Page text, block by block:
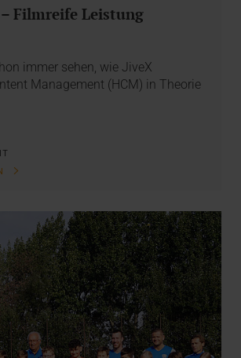
– Filmreife Leistung
immer sehen, wie JiveX
Management (HCM) in Theorie